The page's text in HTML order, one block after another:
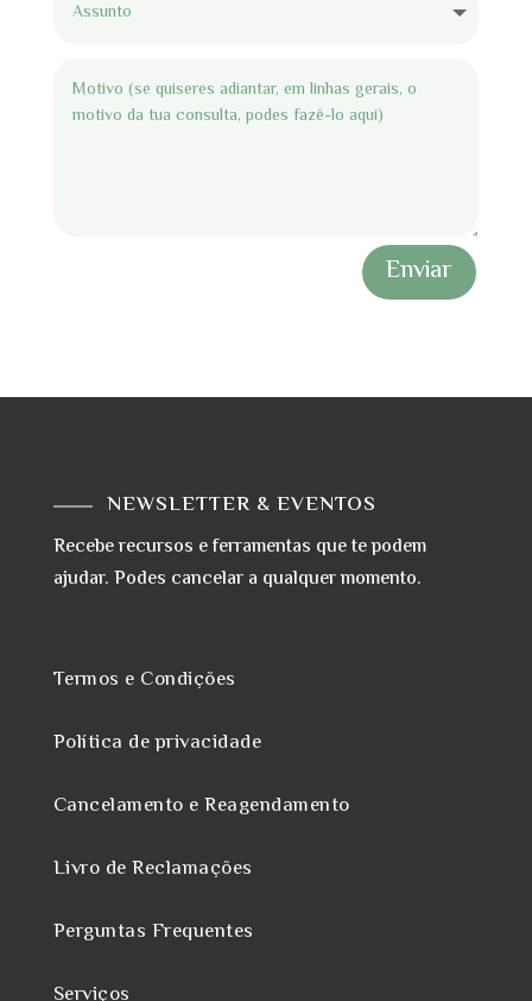
Enviar
NEWSLETTER & EVENTOS
Recebe recursos e ferramentas que te podem
ajudar. Podes cancelar a qualquer momento.
Termos e Condições
Política de privacidade
Cancelamento e Reagendamento
Livro de Reclamações
Perguntas Frequentes